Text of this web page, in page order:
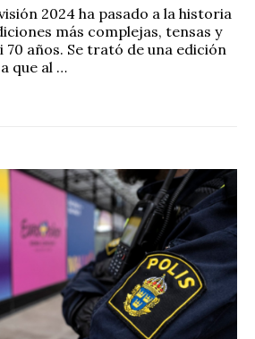
2024 ha pasado a la historia
más complejas, tensas y
70 años. Se trató de una edición
que al …